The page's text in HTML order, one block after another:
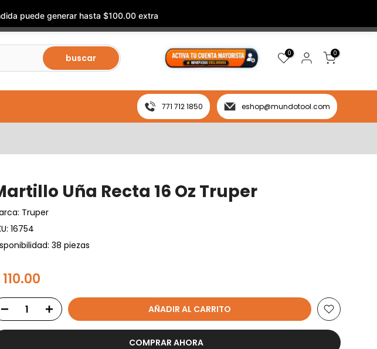
puede generar hasta $100.00 extra
buscar 0 0
771 712 1850 eshop@mundotool.com
Uña Recta 16 Oz Truper
Truper
16754
38 piezas
AÑADIR AL CARRITO
COMPRAR AHORA